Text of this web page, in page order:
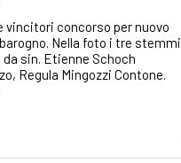
vincitori concorso per nuovo
Nella foto i tre stemmi
sin. Etienne Schoch
Regula Mingozzi Contone.